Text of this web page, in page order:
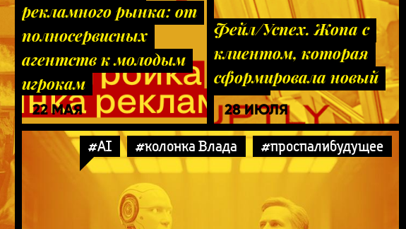
рекламного рынка: от
полносервисных
агентств к молодым
игрокам
22 МАЯ
Фейл/Успех. Жопа с
клиентом, которая
сформировала новый
рынок
28 ИЮЛЯ
#AI #колонка Влада #проспалибудущее